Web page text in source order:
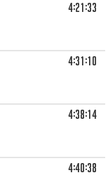
4:21:33
4:31:10
4:38:14
4:40:38